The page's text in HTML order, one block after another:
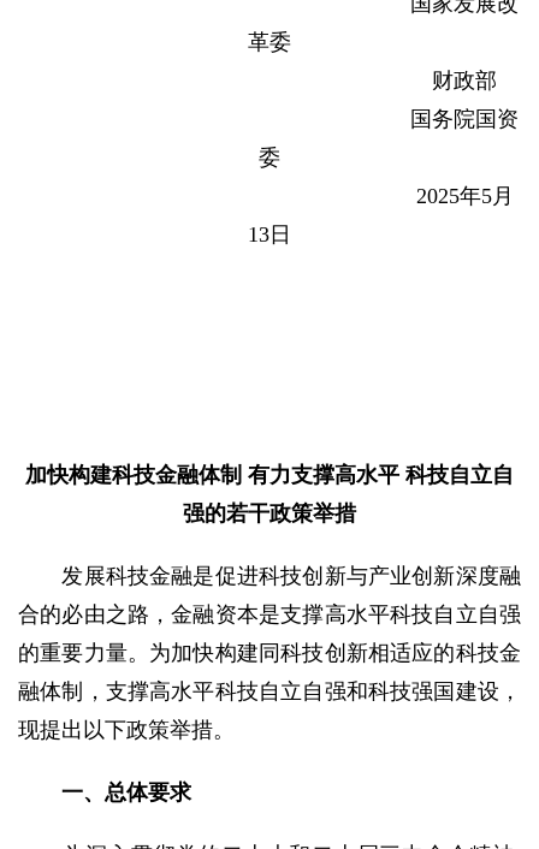
革委
财政部
国务院国资
委
2025年5月
13日
加快构建科技金融体制 有力支撑高水平 科技自立自
强的若干政策举措
发展科技金融是促进科技创新与产业创新深度融
合的必由之路，金融资本是支撑高水平科技自立自强
的重要力量。为加快构建同科技创新相适应的科技金
融体制，支撑高水平科技自立自强和科技强国建设，
现提出以下政策举措。
一、总体要求